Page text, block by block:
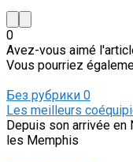
0
Avez-vous aimé
Vous pourriez
Без рубрики 0
Les meilleurs
Depuis son arrivée en
les Memphis